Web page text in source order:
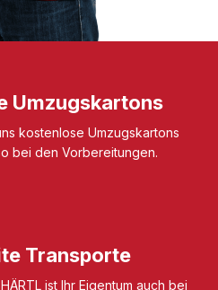
Umzugskartons
kostenlose Umzugskartons
bei den Vorbereitungen.
Transporte
ist Ihr Eigentum auch bei